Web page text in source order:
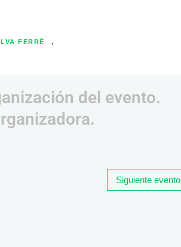
FERRÉ ,
del evento.
Siguiente evento